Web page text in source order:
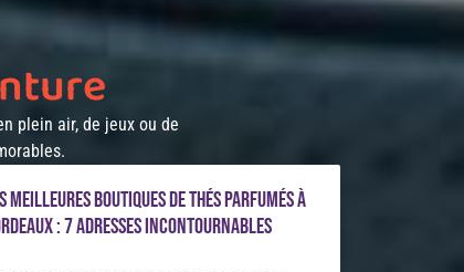
plein air, de jeux ou de
meilleures boutiques de thés parfumés à
: 7 adresses incontournables